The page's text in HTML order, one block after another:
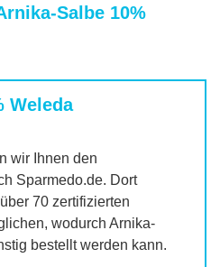
Salbe 10%
Weleda
wir Ihnen den
Sparmedo.de. Dort
70 zertifizierten
wodurch Arnika-
bestellt werden kann.